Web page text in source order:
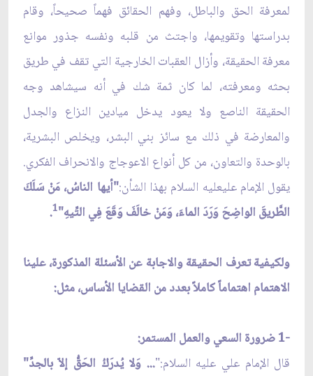
لمعرفة الحق والباطل، وفهم الحقائق فهماً صحيحاً، وقام
بدراستها وتقويمها، واجتث من قلبه ونفسه جذور موانع
معرفة الحقيقة، وأزال العقبات الخارجية التي تقف في طريق
بحثه ومعرفته، لما كان ثمة شك في أنه سيشاهد وجه
الحقيقة الناصع ولا يعود يدخل ميادين النزاع والجدل
والمعارضة في ذلك مع سائز بني البشر، ويخلص البشرية،
بالوحدة والتعاون، من كل أنواع الاعوجاج والانحراف الفكري.
يقول الإمام علي‏عليه السلام بهذا الشأن:"أيها الناسُ، مَنْ سَلَكَ
الطَّريقَ الواضِحَ وَرَدَ الماءَ، وَمَنْ خالَفَ وَقَعَ فِي التِّيهِ"1
.
ولكيفية تعرف الحقيقة والاجابة عن الأسئلة المذكورة، علينا
الاهتمام اهتماماً كاملاً بعدد من القضايا الأساس، مثل:
-1 ضرورة السعي والعمل المستمر:
قال الإمام علي عليه السلام:"... وَلا يُدرَكُ الحَقّ‏ُ إلاّ بالجدِّ"